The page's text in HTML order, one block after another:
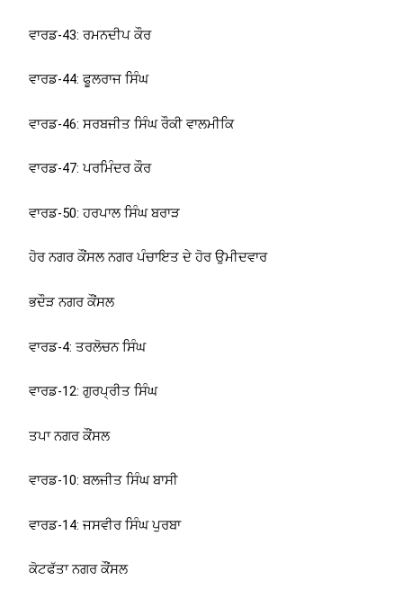
ਵਾਰਡ-43: ਰਮਨਦੀਪ ਕੌਰ
ਵਾਰਡ-44: ਫੂਲਰਾਜ ਸਿੰਘ
ਵਾਰਡ-46: ਸਰਬਜੀਤ ਸਿੰਘ ਰੌਕੀ ਵਾਲਮੀਕਿ
ਵਾਰਡ-47: ਪਰਮਿੰਦਰ ਕੌਰ
ਵਾਰਡ-50: ਹਰਪਾਲ ਸਿੰਘ ਬਰਾੜ
ਹੋਰ ਨਗਰ ਕੌਂਸਲ ਨਗਰ ਪੰਚਾਇਤ ਦੇ ਹੋਰ ਉਮੀਦਵਾਰ
ਭਦੌੜ ਨਗਰ ਕੌਂਸਲ
ਵਾਰਡ-4: ਤਰਲੋਚਨ ਸਿੰਘ
ਵਾਰਡ-12: ਗੁਰਪ੍ਰੀਤ ਸਿੰਘ
ਤਪਾ ਨਗਰ ਕੌਂਸਲ
ਵਾਰਡ-10: ਬਲਜੀਤ ਸਿੰਘ ਬਾਸੀ
ਵਾਰਡ-14: ਜਸਵੀਰ ਸਿੰਘ ਪੁਰਬਾ
ਕੋਟਫੱਤਾ ਨਗਰ ਕੌਂਸਲ